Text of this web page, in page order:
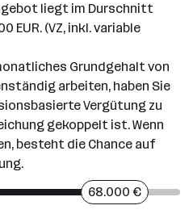
liegt im Durschnitt
EUR. (VZ, inkl. variable
Grundgehalt von
arbeiten, haben Sie
Vergütung zu
gekoppelt ist. Wenn
besteht die Chance auf
68.000 €